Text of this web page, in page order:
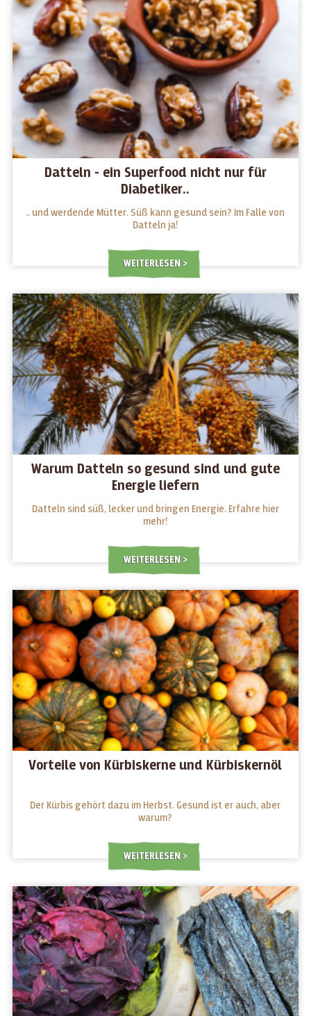
Datteln - ein Superfood nicht nur für
Diabetiker..
.. und werdende Mütter. Süß kann gesund sein? Im Falle von
Datteln ja!
WEITERLESEN
Warum Datteln so gesund sind und gute
Energie liefern
Datteln sind süß, lecker und bringen Energie. Erfahre hier
mehr!
WEITERLESEN
Vorteile von Kürbiskerne und Kürbiskernöl
Der Kürbis gehört dazu im Herbst. Gesund ist er auch, aber
warum?
WEITERLESEN